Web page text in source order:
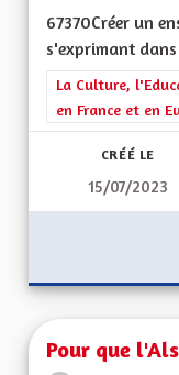
67370Créer un
s'exprimant
Filtrer les
La Culture,
en France et en
CRÉÉ LE
15/07/2023
Pour que